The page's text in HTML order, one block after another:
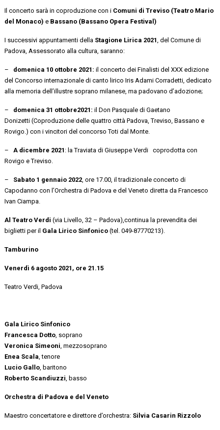
Il concerto sarà in coproduzione con i Comuni di Treviso (Teatro Mario
del Monaco)e Bassano (Bassano Opera Festival)
I successivi appuntamenti della Stagione Lirica 2021, del Comune di
Padova, Assessorato alla cultura, saranno:
– domenica 10 ottobre 2021 : il concerto dei Finalisti del XXX edizione
del Concorso internazionale di canto lirico Iris Adami Corradetti, dedicato
alla memoria dell’illustre soprano milanese, ma padovano d’adozione;
– domenica 31 ottobre2021: il Don Pasquale di Gaetano
Donizetti (Coproduzione delle quattro città Padova, Treviso, Bassano e
Rovigo.) con i vincitori del concorso Toti dal Monte.
–A dicembre 2021 : la Traviata di Giuseppe Verdi coprodotta con
Rovigo e Treviso.
– Sabato 1 gennaio 2022, ore 17.00, il tradizionale concerto di
Capodanno con l’Orchestra di Padova e del Veneto diretta da Francesco
Ivan Ciampa.
Al Teatro Verdi (via Livello, 32 – Padova),continua la prevendita dei
biglietti per il Gala Lirico Sinfonico (tel. 049-87770213).
Tamburino
Venerdì 6 agosto 2021, ore 21.15
Teatro Verdi, Padova
Gala Lirico Sinfonico
Francesca Dotto, soprano
Veronica Simeoni, mezzosoprano
Enea Scala, tenore
Lucio Gallo, baritono
Roberto Scandiuzzi, basso
Orchestra di Padova e del Veneto
Maestro concertatore e direttore d’orchestra: Silvia Casarin Rizzolo